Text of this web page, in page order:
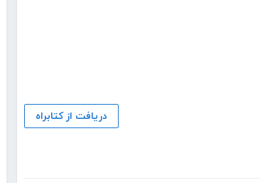
دریافت از کتابراه